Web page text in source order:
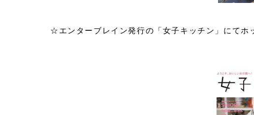
☆エンターブレイン発行の「女子キッチン」にてホ